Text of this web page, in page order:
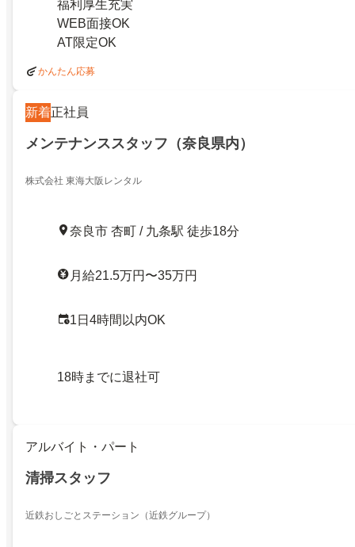
福利厚生充実
WEB面接OK
AT限定OK
かんたん応募
新着正社員
メンテナンススタッフ（奈良県内）
株式会社 東海大阪レンタル
奈良市 杏町 / 九条駅 徒歩18分
月給21.5万円〜35万円
1日4時間以内OK
18時までに退社可
アルバイト・パート
清掃スタッフ
近鉄おしごとステーション（近鉄グループ）